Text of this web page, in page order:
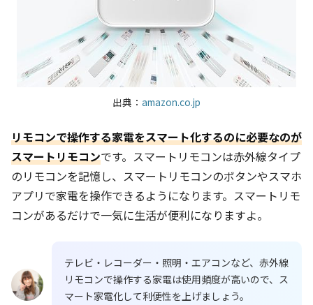
出典： amazon.co.jp
リモコンで操作する家電をスマート化するのに必要なのが
スマートリモコンです。スマートリモコンは赤外線タイプ
のリモコンを記憶し、スマートリモコンのボタンやスマホ
アプリで家電を操作できるようになります。スマートリモ
コンがあるだけで一気に生活が便利になりますよ。
テレビ・レコーダー・照明・エアコンなど、赤外線
リモコンで操作する家電は使用頻度が高いので、ス
マート家電化して利便性を上げましょう。